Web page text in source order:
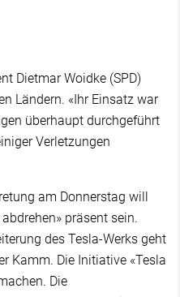
Dietmar Woidke (SPD)
Ländern. «Ihr Einsatz war
überhaupt durchgeführt
Verletzungen
am Donnerstag will
präsent sein.
des Tesla-Werks geht
Kamm. Die Initiative «Tesla
Die